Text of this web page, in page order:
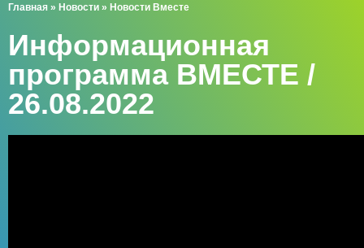
Главная » Новости » Новости Вместе
Информационная
программа ВМЕСТЕ /
26.08.2022